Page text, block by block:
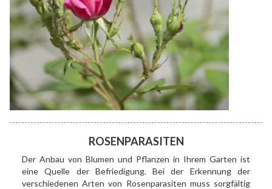
ROSENPARASITEN
Der Anbau von Blumen und Pflanzen in Ihrem Garten ist
eine Quelle der Befriedigung. Bei der Erkennung der
verschiedenen Arten von Rosenparasiten muss sorgfältig